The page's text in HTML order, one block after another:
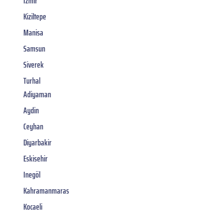
Kiziltepe
Manisa
Samsun
Siverek
Turhal
Adiyaman
Aydin
Ceyhan
Diyarbakir
Eskisehir
Inegöl
Kahramanmaras
Kocaeli